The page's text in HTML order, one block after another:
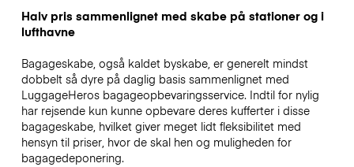
Halv pris sammenlignet med skabe på stationer og i
lufthavne
Bagageskabe, også kaldet byskabe, er generelt mindst
dobbelt så dyre på daglig basis sammenlignet med
LuggageHeros bagageopbevaringsservice. Indtil for nylig
har rejsende kun kunne opbevare deres kufferter i disse
bagageskabe, hvilket giver meget lidt fleksibilitet med
hensyn til priser, hvor de skal hen og muligheden for
bagagedeponering.